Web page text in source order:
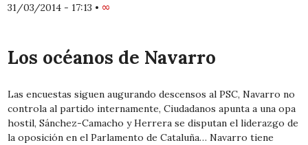
31/03/2014 - 17:13 • ∞
Los océanos de Navarro
Las encuestas siguen augurando descensos al PSC, Navarro no
controla al partido internamente, Ciudadanos apunta a una opa
hostil, Sánchez-Camacho y Herrera se disputan el liderazgo de
la oposición en el Parlamento de Cataluña… Navarro tiene